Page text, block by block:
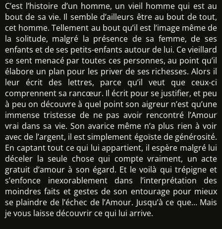
C’est l’histoire d’un homme, un vieil homme qui est au
bout de sa vie. Il semble d’ailleurs être au bout de tout,
cet homme. Tellement au bout qu’il est l’image même de
la solitude, malgré la présence de sa femme, de ses
enfants et de ses petits-enfants autour de lui. Ce vieillard
se sent menacé par toutes ces personnes, au point qu’il
élabore un plan pour les priver de ses richesses. Alors il
leur écrit des lettres, parce qu’il veut que ceux-ci
comprennent sa rancœur. Il écrit pour se justifier, et peu
à peu on découvre à quel point son aigreur n’est qu’une
immense tristesse de ne pas avoir rencontré l’Amour
vrai dans sa vie. Son avarice même n’a plus rien à voir
avec de l’argent, il est simplement égoïste de générosité.
En captant tout ce qui lui appartient, il espère malgré lui
déceler la seule chose qui compte vraiment, un acte
gratuit d’amour à son égard. Et le voilà qui trépigne et
s’enfonce inexorablement dans l’interprétation des
moindres faits et gestes de son entourage pour mieux
se plaindre de l’échec de l’Amour. Jusqu’à ce que… Mais
je vous laisse découvrir ce qui lui arrive.